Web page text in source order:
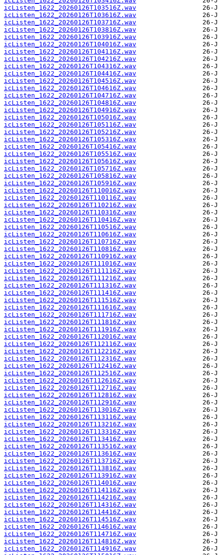
icListen_1622_20260126T103516Z.wav
icListen_1622_20260126T103616Z.wav
icListen_1622_20260126T103716Z.wav
icListen_1622_20260126T103816Z.wav
icListen_1622_20260126T103916Z.wav
icListen_1622_20260126T104016Z.wav
icListen_1622_20260126T104116Z.wav
icListen_1622_20260126T104216Z.wav
icListen_1622_20260126T104316Z.wav
icListen_1622_20260126T104416Z.wav
icListen_1622_20260126T104516Z.wav
icListen_1622_20260126T104616Z.wav
icListen_1622_20260126T104716Z.wav
icListen_1622_20260126T104816Z.wav
icListen_1622_20260126T104916Z.wav
icListen_1622_20260126T105016Z.wav
icListen_1622_20260126T105116Z.wav
icListen_1622_20260126T105216Z.wav
icListen_1622_20260126T105316Z.wav
icListen_1622_20260126T105416Z.wav
icListen_1622_20260126T105516Z.wav
icListen_1622_20260126T105616Z.wav
icListen_1622_20260126T105716Z.wav
icListen_1622_20260126T105816Z.wav
icListen_1622_20260126T105916Z.wav
icListen_1622_20260126T110016Z.wav
icListen_1622_20260126T110116Z.wav
icListen_1622_20260126T110216Z.wav
icListen_1622_20260126T110316Z.wav
icListen_1622_20260126T110416Z.wav
icListen_1622_20260126T110516Z.wav
icListen_1622_20260126T110616Z.wav
icListen_1622_20260126T110716Z.wav
icListen_1622_20260126T110816Z.wav
icListen_1622_20260126T110916Z.wav
icListen_1622_20260126T111016Z.wav
icListen_1622_20260126T111116Z.wav
icListen_1622_20260126T111216Z.wav
icListen_1622_20260126T111316Z.wav
icListen_1622_20260126T111416Z.wav
icListen_1622_20260126T111516Z.wav
icListen_1622_20260126T111616Z.wav
icListen_1622_20260126T111716Z.wav
icListen_1622_20260126T111816Z.wav
icListen_1622_20260126T111916Z.wav
icListen_1622_20260126T112016Z.wav
icListen_1622_20260126T112116Z.wav
icListen_1622_20260126T112216Z.wav
icListen_1622_20260126T112316Z.wav
icListen_1622_20260126T112416Z.wav
icListen_1622_20260126T112516Z.wav
icListen_1622_20260126T112616Z.wav
icListen_1622_20260126T112716Z.wav
icListen_1622_20260126T112816Z.wav
icListen_1622_20260126T112916Z.wav
icListen_1622_20260126T113016Z.wav
icListen_1622_20260126T113116Z.wav
icListen_1622_20260126T113216Z.wav
icListen_1622_20260126T113316Z.wav
icListen_1622_20260126T113416Z.wav
icListen_1622_20260126T113516Z.wav
icListen_1622_20260126T113616Z.wav
icListen_1622_20260126T113716Z.wav
icListen_1622_20260126T113816Z.wav
icListen_1622_20260126T113916Z.wav
icListen_1622_20260126T114016Z.wav
icListen_1622_20260126T114116Z.wav
icListen_1622_20260126T114216Z.wav
icListen_1622_20260126T114316Z.wav
icListen_1622_20260126T114416Z.wav
icListen_1622_20260126T114516Z.wav
icListen_1622_20260126T114616Z.wav
icListen_1622_20260126T114716Z.wav
icListen_1622_20260126T114816Z.wav
icListen_1622_20260126T114916Z.wav